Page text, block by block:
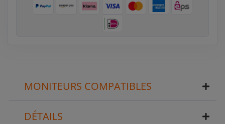
MONITEURS COMPATIBLES
DÉTAILS